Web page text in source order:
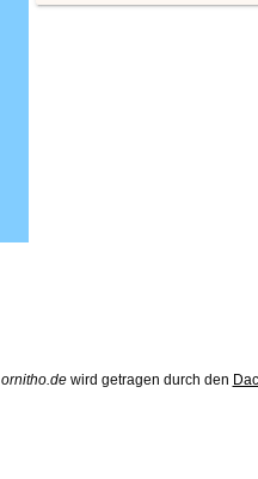
ornitho.dewird getragen durch den